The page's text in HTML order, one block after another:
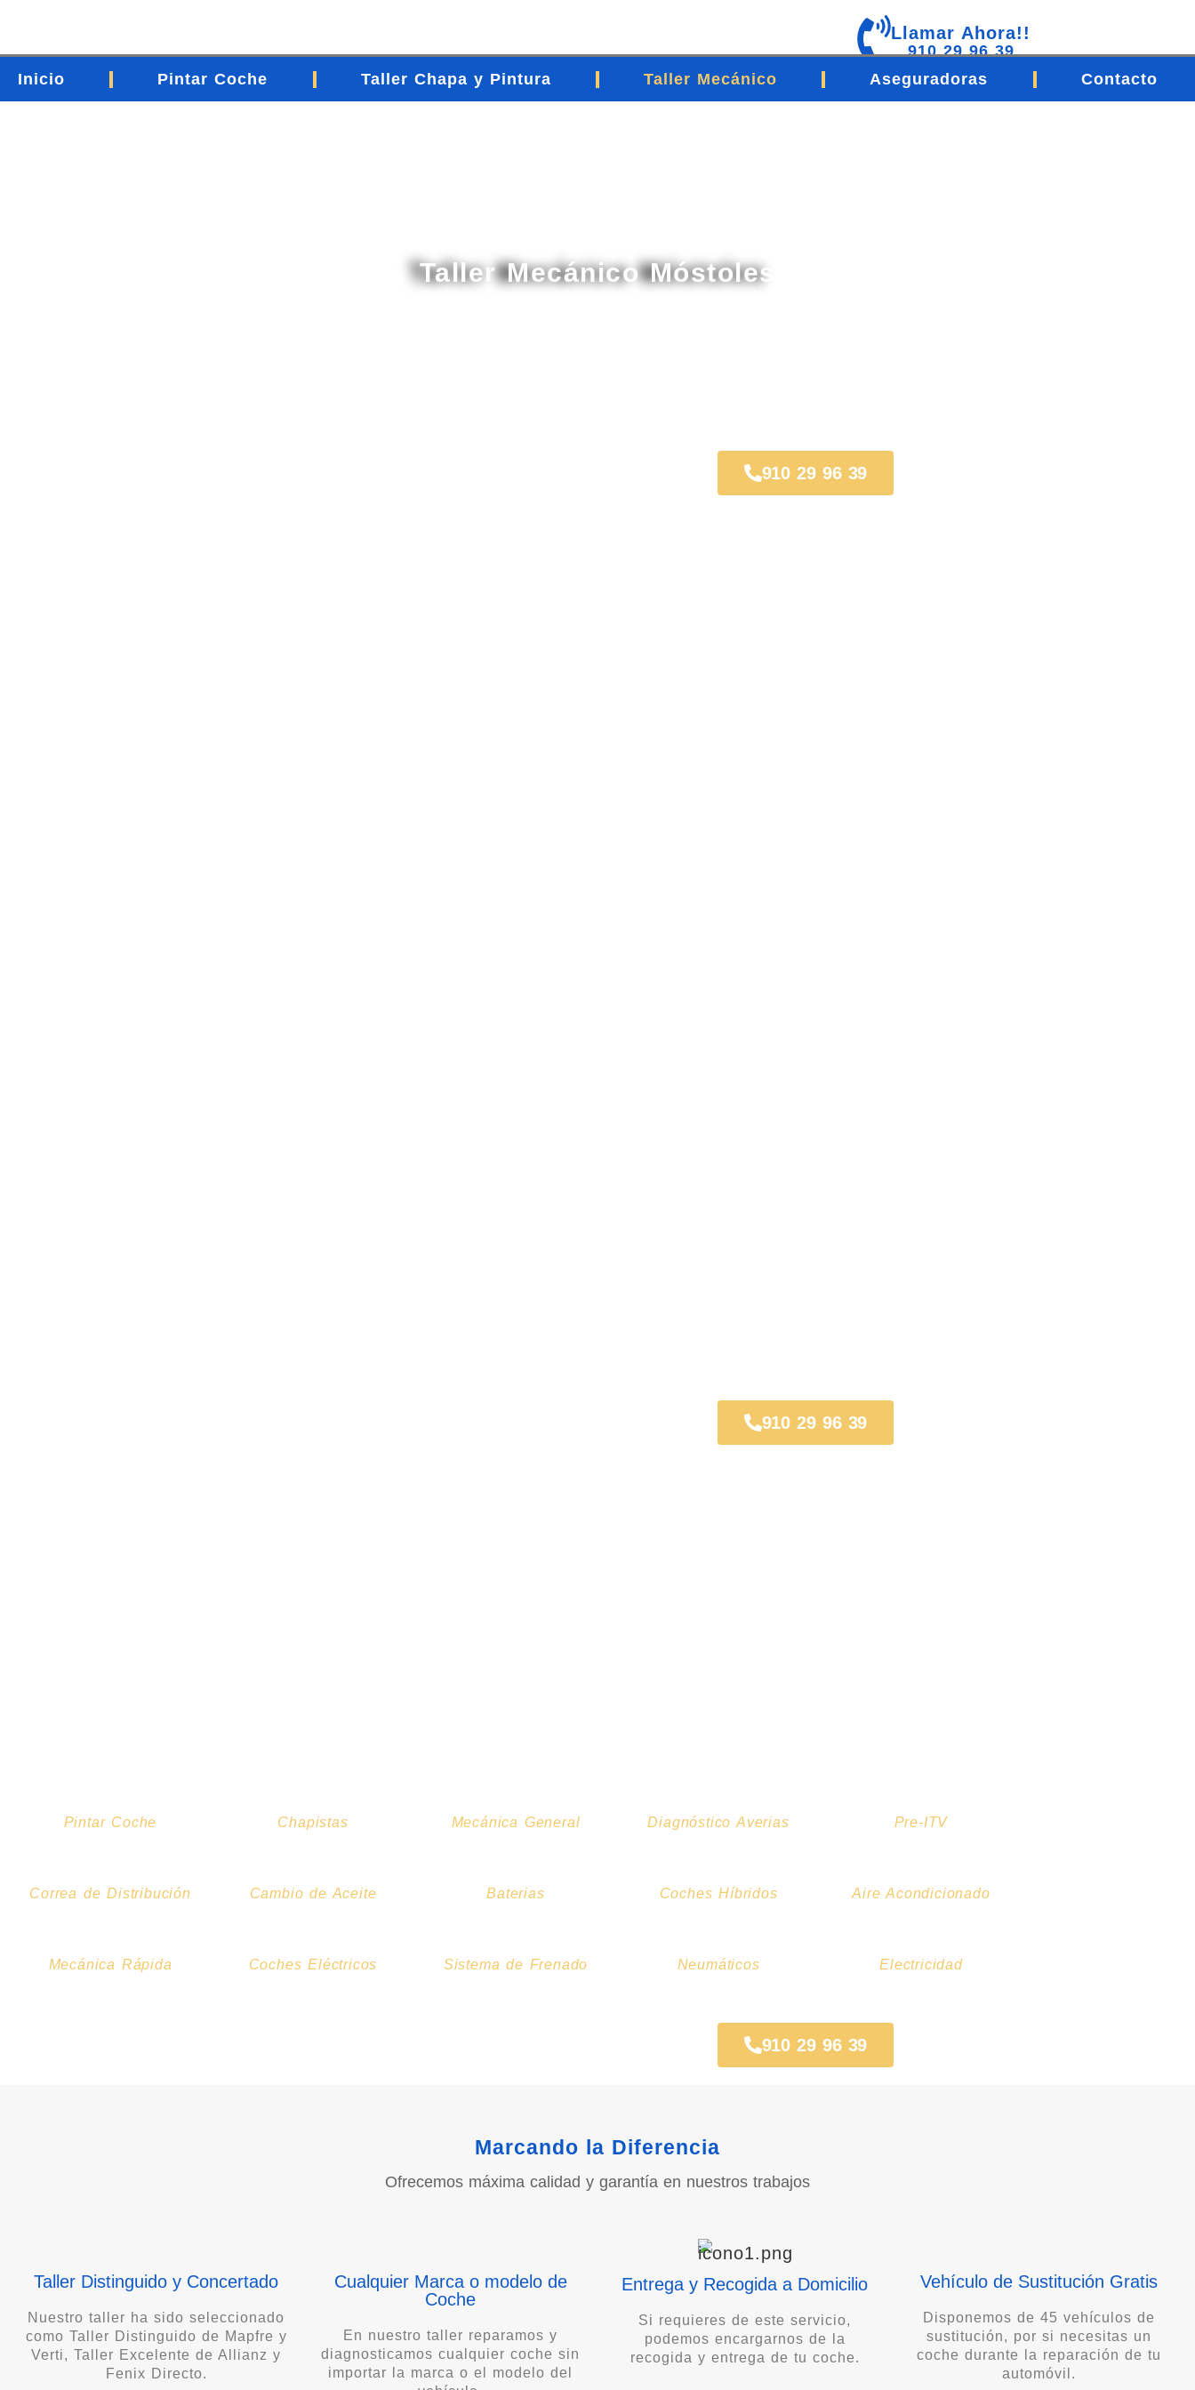
Llamar Ahora!!
910 29 96 39
Inicio
Pintar Coche Taller Chapa y Pintura Taller Mecánico Aseguradoras Contacto
Taller Mecánico Móstoles
910 29 96 39
910 29 96 39
Pintar Coche Chapistas Mecánica General Diagnóstico Averias Pre-ITV
Correa de Distribución Cambio de Aceite Baterias Coches Híbridos Aire Acondicionado
Mecánica Rápida Coches Eléctricos Sistema de Frenado Neumáticos Electricidad
910 29 96 39
Marcando la Diferencia
Ofrecemos máxima calidad y garantía en nuestros trabajos
Taller Distinguido y Concertado
Nuestro taller ha sido seleccionado
como Taller Distinguido de Mapfre y
Verti, Taller Excelente de Allianz y
Fenix Directo.
Cualquier Marca o modelo de
Coche
En nuestro taller reparamos y
diagnosticamos cualquier coche sin
importar la marca o el modelo del
Entrega y Recogida a Domicilio
Si requieres de este servicio,
podemos encargarnos de la
recogida y entrega de tu coche.
Vehículo de Sustitución Gratis
Disponemos de 45 vehículos de
sustitución, por si necesitas un
coche durante la reparación de tu
automóvil.